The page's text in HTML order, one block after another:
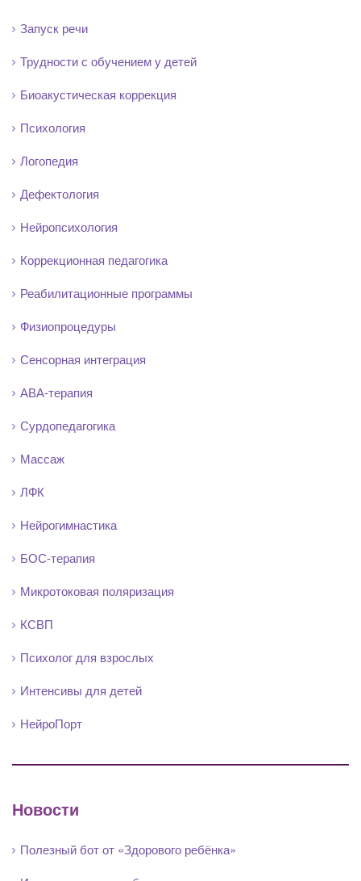
Запуск речи
Трудности с обучением у детей
Биоакустическая коррекция
Психология
Логопедия
Дефектология
Нейропсихология
Коррекционная педагогика
Реабилитационные программы
Физиопроцедуры
Сенсорная интеграция
АВА-терапия
Сурдопедагогика
Массаж
ЛФК
Нейрогимнастика
БОС-терапия
Микротоковая поляризация
КСВП
Психолог для взрослых
Интенсивы для детей
НейроПорт
Новости
Полезный бот от «Здорового ребёнка»